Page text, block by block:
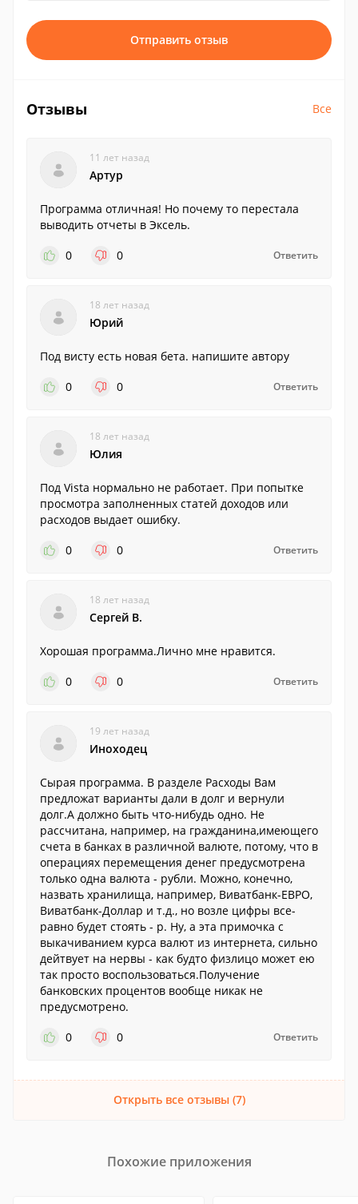
Отправить отзыв
Отзывы Все
11 лет назад
Артур
Программа отличная! Но почему то перестала
выводить отчеты в Эксель.
0
0 Ответить
18 лет назад
Юрий
Под висту есть новая бета. напишите автору
0
0 Ответить
18 лет назад
Юлия
Под Vista нормально не работает. При попытке
просмотра заполненных статей доходов или
расходов выдает ошибку.
0
0 Ответить
18 лет назад
Сергей В.
Хорошая программа.Лично мне нравится.
0
0 Ответить
19 лет назад
Иноходец
Сырая программа. В разделе Расходы Вам
предложат варианты дали в долг и вернули
долг.А должно быть что-нибудь одно. Не
рассчитана, например, на гражданина,имеющего
счета в банках в различной валюте, потому, что в
операциях перемещения денег предусмотрена
только одна валюта - рубли. Можно, конечно,
назвать хранилища, например, Виватбанк-ЕВРО,
Виватбанк-Доллар и т.д., но возле цифры все-
равно будет стоять - р. Ну, а эта примочка с
выкачиванием курса валют из интернета, сильно
дейтвует на нервы - как будто физлицо может ею
так просто воспользоваться.Получение
банковских процентов вообще никак не
предусмотрено.
0
0 Ответить
Открыть все отзывы (7)
Похожие приложения